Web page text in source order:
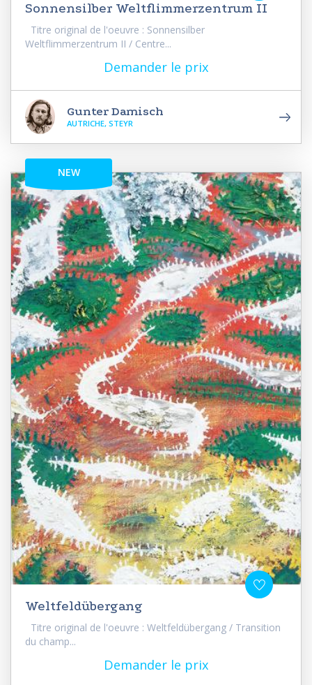
Sonnensilber Weltflimmerzentrum II
Titre original de l'oeuvre : Sonnensilber
Weltflimmerzentrum II / Centre...
Demander le prix
Gunter Damisch
AUTRICHE, STEYR
NEW
Weltfeldübergang
Titre original de l'oeuvre : Weltfeldübergang / Transition
du champ...
Demander le prix